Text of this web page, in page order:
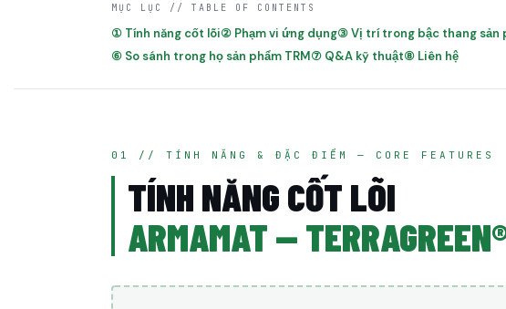
MỤC LỤC // TABLE OF CONTENTS
① Tính năng cốt lõi② Phạm vi ứng dụng③ Vị trí trong bậc thang sản
⑥ So sánh trong họ sản phẩm TRM⑦ Q&A kỹ thuật⑧ Liên hệ
01 // TÍNH NĂNG & ĐẶC ĐIỂM — CORE FEATURES
TÍNH NĂNG CỐT LÕI
ARMAMAT —